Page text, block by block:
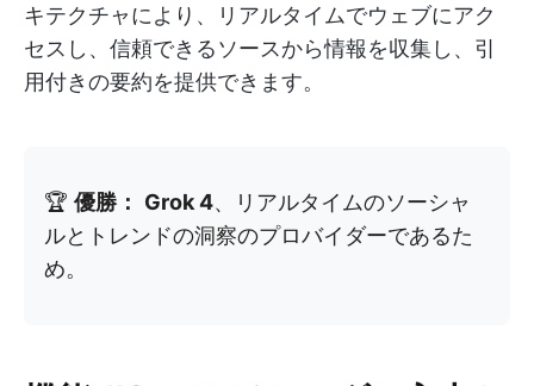
キテクチャにより、リアルタイムでウェブにアク
セスし、信頼できるソースから情報を収集し、引
用付きの要約を提供できます。
🏆 優勝： Grok 4、リアルタイムのソーシャ
ルとトレンドの洞察のプロバイダーであるた
め。